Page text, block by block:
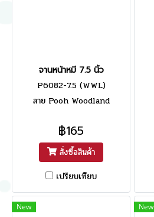
จานหน้าหมี 7.5 นิ้ว
P6082-7.5 (WWL)
ลาย Pooh Woodland
฿165
สั่งซื้อสินค้า
เปรียบเทียบ
New New